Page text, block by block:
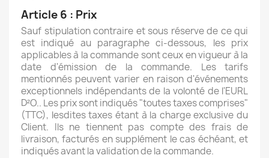
Article 6 : Prix
Sauf stipulation contraire et sous réserve de ce qui
est indiqué au paragraphe ci-dessous, les prix
applicables à la commande sont ceux en vigueur à la
date d'émission de la commande. Les tarifs
mentionnés peuvent varier en raison d'événements
exceptionnels indépendants de la volonté de l'EURL
D²O.. Les prix sont indiqués "toutes taxes comprises"
(TTC), lesdites taxes étant à la charge exclusive du
Client. Ils ne tiennent pas compte des frais de
livraison, facturés en supplément le cas échéant, et
indiqués avant la validation de la commande.